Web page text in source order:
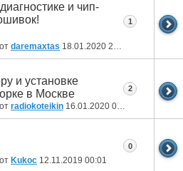
и чип-
daremaxtas 18.01.2020 21:37
1
и установке
в Москве
radiokoteikin 16.01.2020 08:30
2
Kukoc 12.11.2019 00:01
0